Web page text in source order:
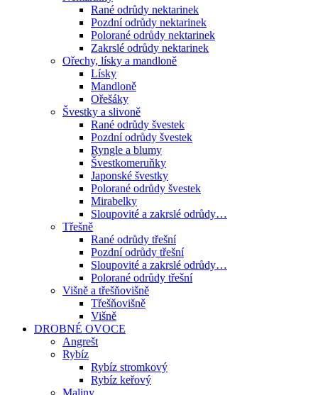
Rané odrůdy nektarinek
Pozdní odrůdy nektarinek
Polorané odrůdy nektarinek
Zakrslé odrůdy nektarinek
Ořechy, lísky a mandloně
Lísky
Mandloně
Ořešáky
Švestky a slivoně
Rané odrůdy švestek
Pozdní odrůdy švestek
Ryngle a blumy
Švestkomeruňky
Japonské švestky
Polorané odrůdy švestek
Mirabelky
Sloupovité a zakrslé odrůdy…
Třešně
Rané odrůdy třešní
Pozdní odrůdy třešní
Sloupovité a zakrslé odrůdy…
Polorané odrůdy třešní
Višně a třešňovišně
Třešňovišně
Višně
DROBNÉ OVOCE
Angrešt
Rybíz
Rybíz stromkový
Rybíz keřový
Maliny